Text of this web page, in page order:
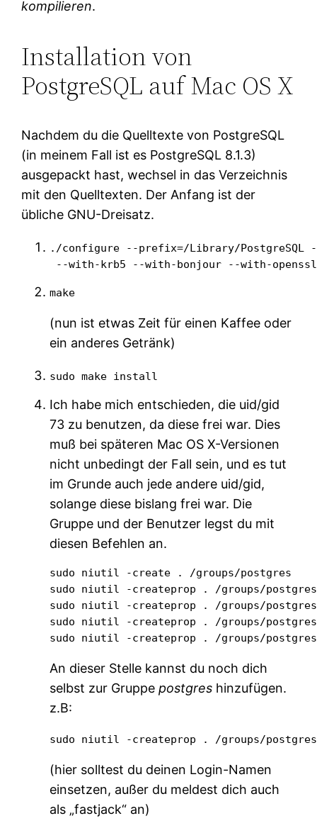
kompilieren.
Installation von
PostgreSQL auf Mac OS X
Nachdem du die Quelltexte von PostgreSQL
(in meinem Fall ist es PostgreSQL 8.1.3)
ausgepackt hast, wechsel in das Verzeichnis
mit den Quelltexten. Der Anfang ist der
übliche GNU-Dreisatz.
./configure --prefix=/Library/PostgreSQL
--with-krb5 --with-bonjour --with-openssl
make
(nun ist etwas Zeit für einen Kaffee oder
ein anderes Getränk)
sudo make install
Ich habe mich entschieden, die uid/gid
73 zu benutzen, da diese frei war. Dies
muß bei späteren Mac OS X-Versionen
nicht unbedingt der Fall sein, und es tut
im Grunde auch jede andere uid/gid,
solange diese bislang frei war. Die
Gruppe und der Benutzer legst du mit
diesen Befehlen an.
sudo niutil -create . /groups/postgres
sudo niutil -createprop . /groups/
sudo niutil -createprop . /groups/postgres
sudo niutil -createprop . /groups/postgres
sudo niutil -createprop . /groups/
An dieser Stelle kannst du noch dich
selbst zur Gruppepostgres hinzufügen.
z.B:
sudo niutil -createprop . /groups/
(hier solltest du deinen Login-Namen
einsetzen, außer du meldest dich auch
als „fastjack“ an)